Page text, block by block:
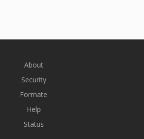
About
Security
Formate
Help
Status